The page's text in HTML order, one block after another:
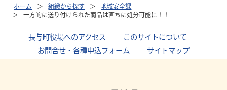
ホーム 組織から探す
地域安全課
一方的に送り付けられた商品は直ちに処分可能に！！
長与町役場へのアクセス このサイトについて
お問合せ・各種申込フォーム
サイトマップ